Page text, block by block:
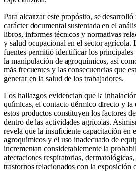
Para alcanzar este propósito, se
carácter documental sustentada en el
libros, informes técnicos y normativas
y salud ocupacional en el sector agrícola.
fuentes permitió identificar los principales
la manipulación de agroquímicos, así
más frecuentes y las consecuencias que
generar en la salud de los trabajadores.
Los hallazgos evidencian que la
químicas, el contacto dérmico directo y la
estos productos constituyen los factores
dentro de las actividades agrícolas.
revela que la insuficiente capacitación en
agroquímicos y el uso inadecuado de
incrementan considerablemente la
afectaciones respiratorias,
trastornos relacionados con la exposición